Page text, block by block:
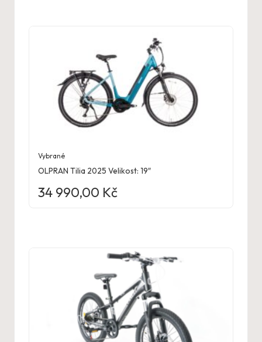
Vybrané
OLPRAN Tilia 2025 Velikost: 19″
34 990,00 Kč